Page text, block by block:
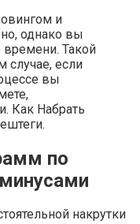
и
однако вы
времени. Такой
случае, если
вы
Как Набрать
по
накрутки